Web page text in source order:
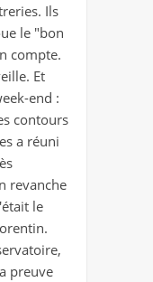
Ils
le "bon
compte.
Et
end :
contours
a réuni
revanche
le
preuve